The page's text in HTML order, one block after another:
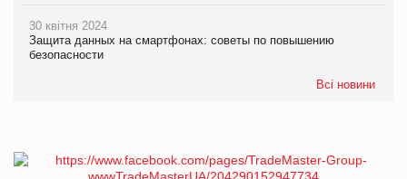
30 квітня 2024
Защита данных на смартфонах: советы по повышению
безопасности
Всі новини